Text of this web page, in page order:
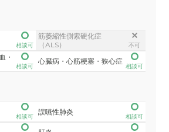
相談可
筋萎縮性側索硬化症
（ALS）
不可
・
相談可
心臓病・心筋梗塞・狭心症
相談可
相談可
誤嚥性肺炎
相談可